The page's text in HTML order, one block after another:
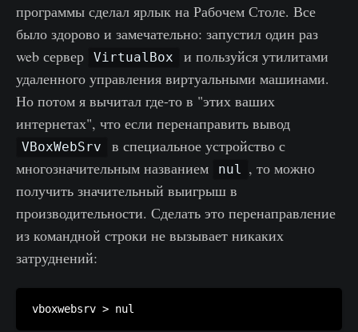
программы сделал ярлык на Рабочем Столе. Все
было здорово и замечательно: запустил один раз
web сервер
VirtualBox
и пользуйся утилитами
удаленного управления виртуальными машинами.
Но потом я вычитал где-то в "этих ваших
интернетах", что если перенаправить вывод
VBoxWebSrv
в специальное устройство с
многозначительным названием
nul , то можно
получить значительный выигрыш в
производительности. Сделать это перенаправление
из командной строки не вызывает никаких
затруднений: